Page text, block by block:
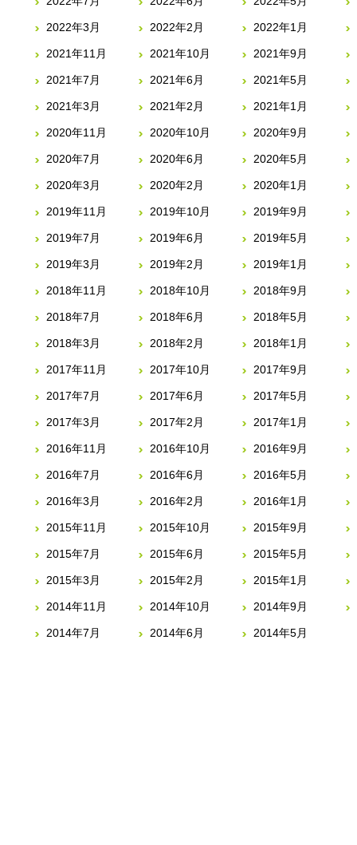
2022年3月 2022年2月 2022年1月
2021年11月 2021年10月 2021年9月
2021年7月 2021年6月 2021年5月
2021年3月 2021年2月 2021年1月
2020年11月 2020年10月 2020年9月
2020年7月 2020年6月 2020年5月
2020年3月 2020年2月 2020年1月
2019年11月 2019年10月 2019年9月
2019年7月 2019年6月 2019年5月
2019年3月 2019年2月 2019年1月
2018年11月 2018年10月 2018年9月
2018年7月 2018年6月 2018年5月
2018年3月 2018年2月 2018年1月
2017年11月 2017年10月 2017年9月
2017年7月 2017年6月 2017年5月
2017年3月 2017年2月 2017年1月
2016年11月 2016年10月 2016年9月
2016年7月 2016年6月 2016年5月
2016年3月 2016年2月 2016年1月
2015年11月 2015年10月 2015年9月
2015年7月 2015年6月 2015年5月
2015年3月 2015年2月 2015年1月
2014年11月 2014年10月 2014年9月
2014年7月 2014年6月 2014年5月